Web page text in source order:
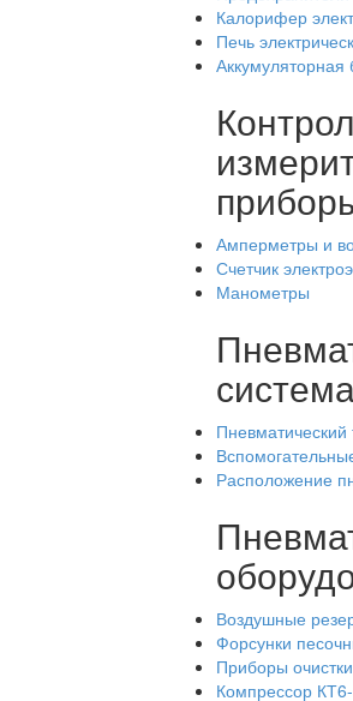
Калорифер
Печь
Аккумуляторная
Амперметры и
Счетчик
Манометры
Пневматический
Расположение
Воздушные
Форсунки
Приборы
Компрессор